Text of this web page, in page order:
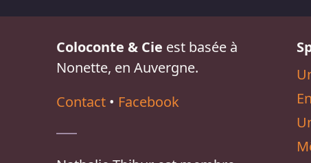
Coloconte & Cie est basée à
Nonette, en Auvergne.
Contact • Facebook